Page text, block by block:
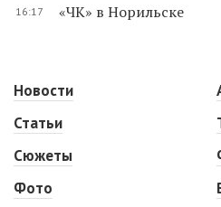
16:17 «ЧК» в Норильске
Новости
Статьи
Сюжеты
Фото